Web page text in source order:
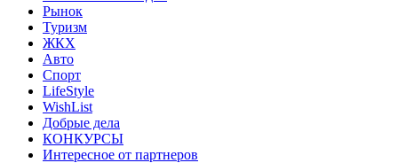
Рынок
Туризм
ЖКХ
Авто
Спорт
LifeStyle
WishList
Добрые дела
КОНКУРСЫ
Интересное от партнеров